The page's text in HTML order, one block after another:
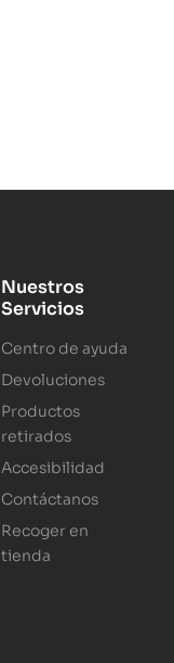
Nuestros
Servicios
Centro de ayuda
Devoluciones
Productos
retirados
Accesibilidad
Contáctanos
Recoger en
tienda